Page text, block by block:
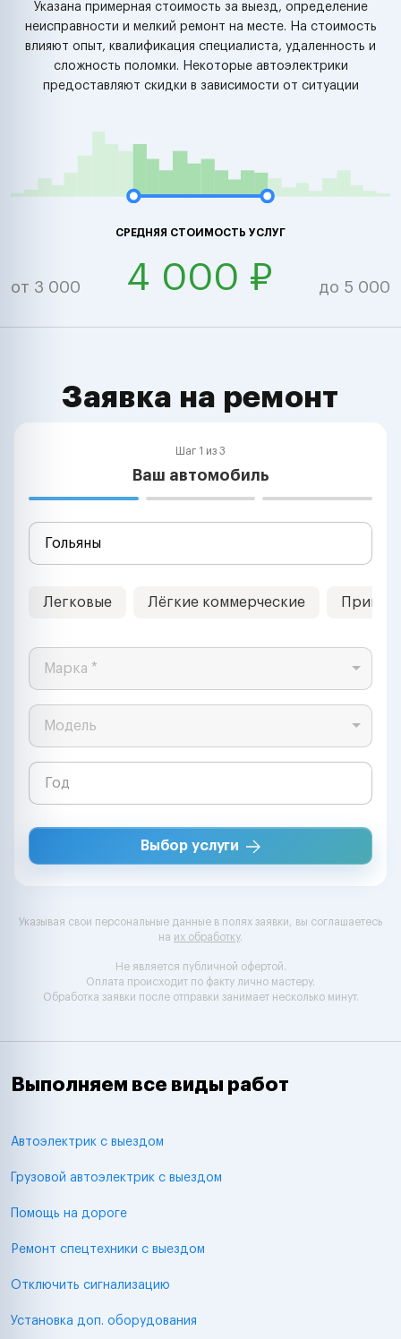
Указана примерная стоимость за выезд, определение
неисправности и мелкий ремонт на месте. На стоимость
влияют опыт, квалификация специалиста, удаленность и
сложность поломки. Некоторые автоэлектрики
предоставляют скидки в зависимости от ситуации
СРЕДНЯЯ СТОИМОСТЬ УСЛУГ
от 3 000 4 000 ₽ до 5 000
Заявка на ремонт
Шаг 1 из 3
Ваш автомобиль
Легковые Лёгкие коммерческие
Марка *
Модель
Выбор услуги
Указывая свои персональные данные в полях заявки, вы соглашаетесь
на их обработку.
Не является публичной офертой.
Оплата происходит по факту лично мастеру.
Обработка заявки после отправки занимает несколько минут.
Выполняем все виды работ
Автоэлектрик с выездом
Грузовой автоэлектрик с выездом
Помощь на дороге
Ремонт спецтехники с выездом
Отключить сигнализацию
Установка доп. оборудования